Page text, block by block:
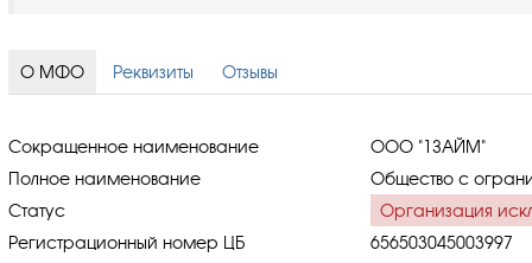
О МФО Реквизиты Отзывы
Сокращенное наименование
ООО "1ЗАЙМ"
Полное наименование
Общество с
Статус
Организация
Регистрационный номер ЦБ
656503045003997